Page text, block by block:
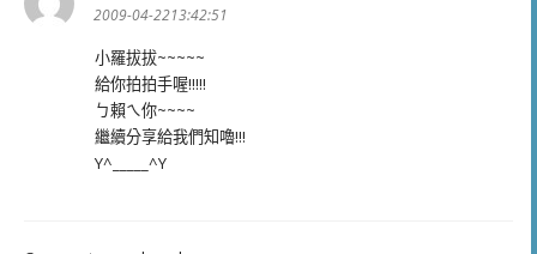
示:
2009-04-2213:42:51
小羅拔拔~~~~~
給你拍拍手喔!!!!!
ㄅ賴ㄟ你~~~~
繼續分享給我們知嚕!!!
Y^_____^Y